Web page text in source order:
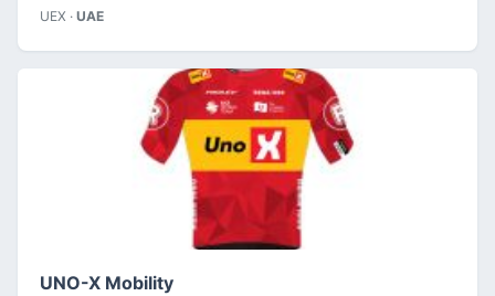
UEX · UAE
UNO-X Mobility